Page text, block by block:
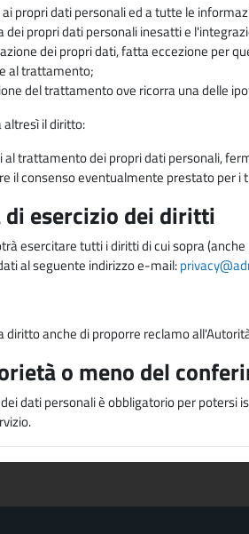
propri dati personali ed a tutte le
dei propri dati personali inesatti e
dei propri dati, fatta eccezione per
al trattamento;
del trattamento ove ricorra una delle
altresì il diritto:
al trattamento dei propri dati personali,
il consenso eventualmente prestato per
esercizio dei diritti
esercitare tutti i diritti di cui sopra
al seguente indirizzo e-mail:
diritto anche di proporre reclamo
o meno del
dati personali è obbligatorio per